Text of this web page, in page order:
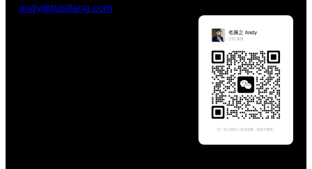
andy@tuisitang.com